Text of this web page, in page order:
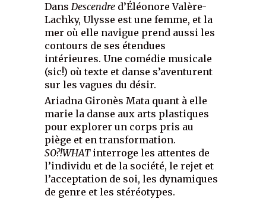
DansDescendre d’Éléonore Valère-
Lachky, Ulysse est une femme, et la
mer où elle navigue prend aussi les
contours de ses étendues
intérieures. Une comédie musicale
(sic!) où texte et danse s’aventurent
sur les vagues du désir.
Ariadna Gironès Mata quant à elle
marie la danse aux arts plastiques
pour explorer un corps pris au
piège et en transformation.
SO?!WHATinterroge les attentes de
l’individu et de la société, le rejet et
l’acceptation de soi, les dynamiques
de genre et les stéréotypes.